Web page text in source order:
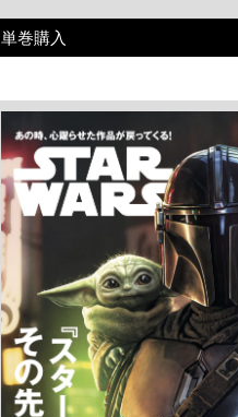
単巻購入